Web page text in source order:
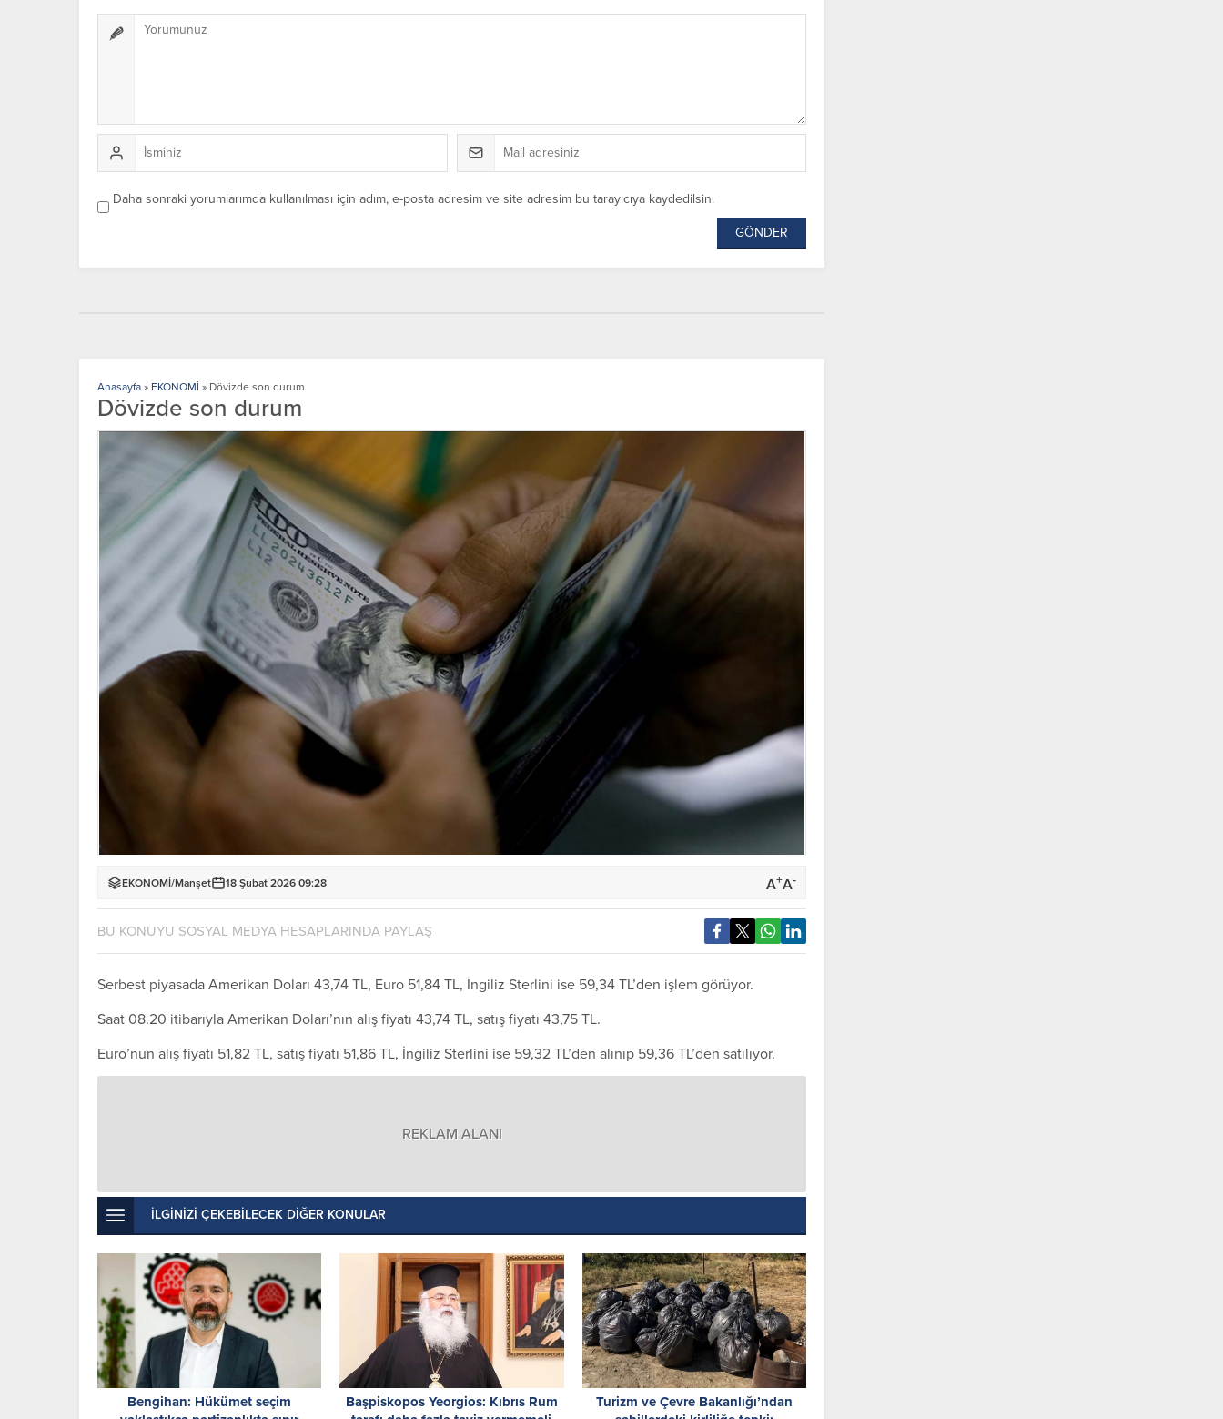
Daha sonraki yorumlarımda kullanılması için adım, e-posta adresim ve site adresim bu tarayıcıya kaydedilsin.
Anasayfa » EKONOMİ » Dövizde son durum
Dövizde son durum
EKONOMİ/Manşet 18 Şubat 2026 09:28 A+A-
BU KONUYU SOSYAL MEDYA HESAPLARINDA PAYLAŞ
Serbest piyasada Amerikan Doları 43,74 TL, Euro 51,84 TL, İngiliz Sterlini ise 59,34 TL’den işlem görüyor.
Saat 08.20 itibarıyla Amerikan Doları’nın alış fiyatı 43,74 TL, satış fiyatı 43,75 TL.
Euro’nun alış fiyatı 51,82 TL, satış fiyatı 51,86 TL, İngiliz Sterlini ise 59,32 TL’den alınıp 59,36 TL’den satılıyor.
REKLAM ALANI
İLGİNİZİ ÇEKEBİLECEK DİĞER KONULAR
Bengihan: Hükümet seçim
Başpiskopos Yeorgios: Kıbrıs Rum
Turizm ve Çevre Bakanlığı’ndan